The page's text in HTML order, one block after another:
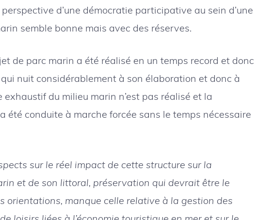
d’une démocratie participative au sein d’une
semble bonne mais avec des réserves.
de parc marin a été réalisé en un temps record et donc
nuit considérablement à son élaboration et donc à
exhaustif du milieu marin n’est pas réalisé et la
été conduite à marche forcée sans le temps nécessaire
sur le réel impact de cette structure sur la
et de son littoral, préservation qui devrait être le
orientations, manque celle relative à la gestion des